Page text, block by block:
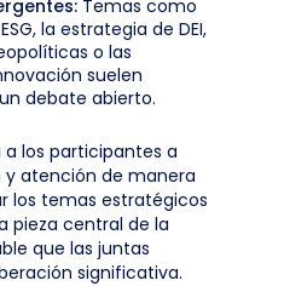
Temas como
la estrategia de DEI,
o las
suelen
debate abierto.
los participantes a
atención de manera
los temas estratégicos
pieza central de la
que las juntas
significativa.